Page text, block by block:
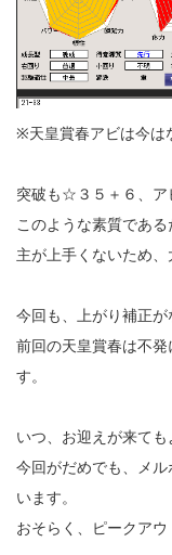
※天皇賞春アビは今は
突破も☆３５＋６、ア
このような素質であ
主が上手くないため、
今回も、上がり補正が
前回の天皇賞春は不
す。
いつ、お迎えが来ても
今回がだめでも、メ
います。
おそらく、ピークアウ